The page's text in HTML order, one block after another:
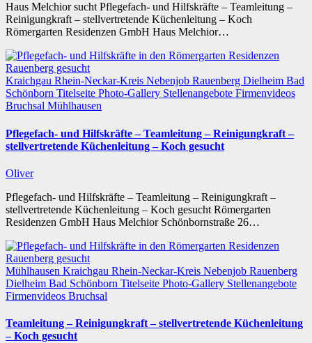
Haus Melchior sucht Pflegefach- und Hilfskräfte – Teamleitung –
Reinigungkraft – stellvertretende Küchenleitung – Koch
Römergarten Residenzen GmbH Haus Melchior…
Kraichgau Rhein-Neckar-Kreis Nebenjob Rauenberg Dielheim Bad
Schönborn Titelseite Photo-Gallery Stellenangebote Firmenvideos
Bruchsal Mühlhausen
Pflegefach- und Hilfskräfte – Teamleitung – Reinigungkraft –
stellvertretende Küchenleitung – Koch gesucht
Oliver
Pflegefach- und Hilfskräfte – Teamleitung – Reinigungkraft –
stellvertretende Küchenleitung – Koch gesucht Römergarten
Residenzen GmbH Haus Melchior Schönbornstraße 26…
Mühlhausen Kraichgau Rhein-Neckar-Kreis Nebenjob Rauenberg
Dielheim Bad Schönborn Titelseite Photo-Gallery Stellenangebote
Firmenvideos Bruchsal
Teamleitung – Reinigungkraft – stellvertretende Küchenleitung
– Koch gesucht